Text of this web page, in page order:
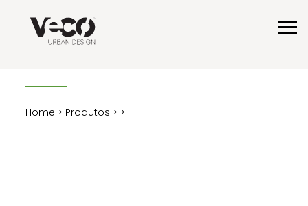
Home > Produtos > >